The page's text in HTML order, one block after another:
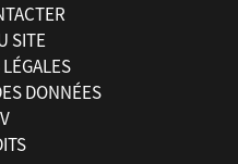
SITE
DONNÉES